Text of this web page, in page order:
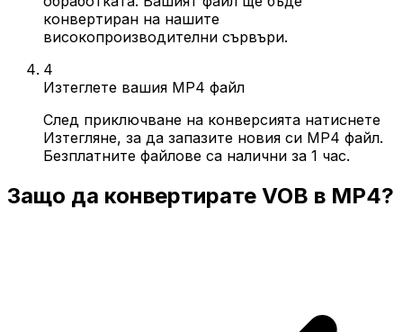
конвертиран на нашите
високопроизводителни сървъри.
4
Изтеглете вашия MP4 файл
След приключване на конверсията натиснете
Изтегляне, за да запазите новия си MP4 файл.
Безплатните файлове са налични за 1 час.
Защо да конвертирате VOB в MP4?